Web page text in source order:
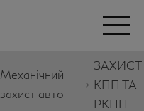
Механічний
захист авто
⟶
ЗАХИСТ
КПП ТА
РКПП